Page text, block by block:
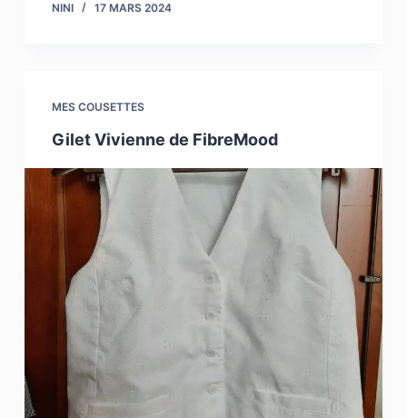
NINI 17 MARS 2024
MES COUSETTES
Gilet Vivienne de FibreMood